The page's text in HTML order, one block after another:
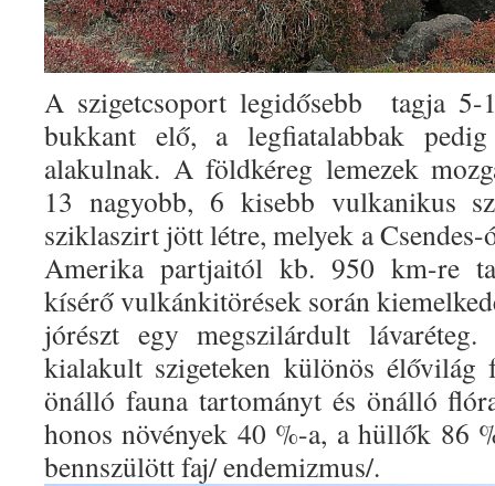
A szigetcsoport legidősebb
tagja 5-
bukkant elő, a legfiatalabbak
alakulnak. A földkéreg lemezek
13 nagyobb, 6 kisebb vulkanikus
sziklaszirt jött létre, melyek a Csendes-
Amerika partjaitól kb. 950 km-re
kísérő vulkánkitörések során
jórészt egy megszilárdult
kialakult szigeteken különös
önálló fauna tartományt és önálló
honos növények 40 %-a, a hüllők 86
bennszülött faj/ endemizmus/.